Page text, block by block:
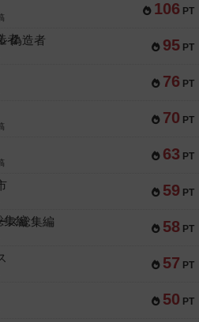
106 PT
95 PT
偽造者
76 PT
70 PT
63 PT
59 PT
58 PT
ズ総集編
57 PT
50 PT